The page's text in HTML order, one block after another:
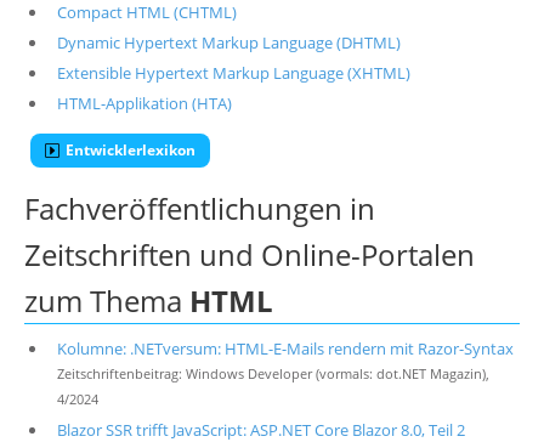
Compact HTML (CHTML)
Dynamic Hypertext Markup Language (DHTML)
Extensible Hypertext Markup Language (XHTML)
HTML-Applikation (HTA)
Entwicklerlexikon
Fachveröffentlichungen in
Zeitschriften und Online-Portalen
zum Thema HTML
Kolumne: .NETversum: HTML-E-Mails rendern mit Razor-Syntax
Zeitschriftenbeitrag: Windows Developer (vormals: dot.NET Magazin),
4/2024
Blazor SSR trifft JavaScript: ASP.NET Core Blazor 8.0, Teil 2